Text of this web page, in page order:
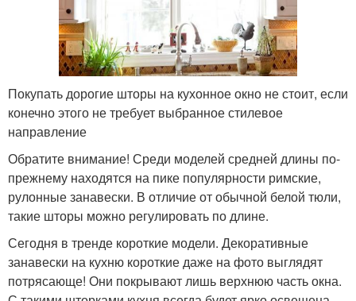
Покупать дорогие шторы на кухонное окно не стоит, если
конечно этого не требует выбранное стилевое
направление
Обратите внимание! Среди моделей средней длины по-
прежнему находятся на пике популярности римские,
рулонные занавески. В отличие от обычной белой тюли,
такие шторы можно регулировать по длине.
Сегодня в тренде короткие модели. Декоративные
занавески на кухню короткие даже на фото выглядят
потрясающе! Они покрывают лишь верхнюю часть окна.